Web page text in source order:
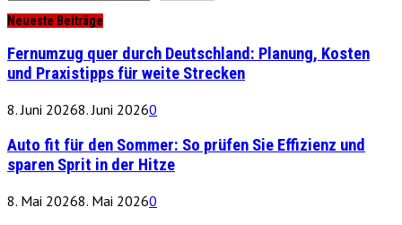
Neueste Beiträge
Fernumzug quer durch Deutschland: Planung, Kosten
und Praxistipps für weite Strecken
8. Juni 20268. Juni 20260
Auto fit für den Sommer: So prüfen Sie Effizienz und
sparen Sprit in der Hitze
8. Mai 20268. Mai 20260